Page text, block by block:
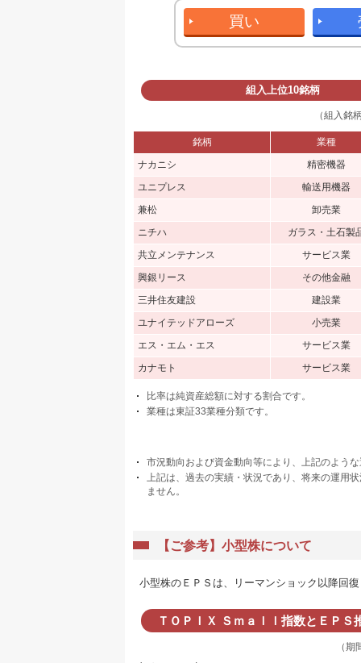
買い
組入上位10銘柄
（組入銘
銘柄
業種
ナカニシ
精密機器
ユニプレス
輸送用機器
兼松
卸売業
ニチハ
ガラス・土石製
共立メンテナンス
サービス業
興銀リース
その他金融
三井住友建設
建設業
ユナイテッドアローズ
小売業
エス・エム・エス
サービス業
カナモト
サービス業
比率は純資産総額に対する割合です。
業種は東証33業種分類です。
市況動向および資金動向等により、上記のよう
上記は、過去の実績・状況であり、将来の運用
ません。
【ご参考】小型株について
小型株のＥＰＳは、リーマンショック以降回
ＴＯＰＩＸ Ｓｍａｌｌ指数とＥＰＳ
（